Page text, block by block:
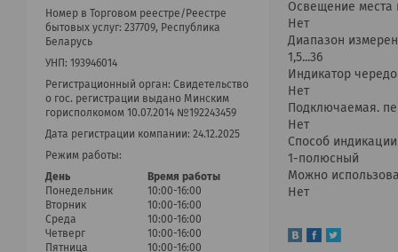
Освещение места
Нет
Диапазон
1,5...36
Индикатор
Нет
Подключаемая.
Нет
Способ индикации
1-полюсный
Можно
Нет
Номер в Торговом реестре/Реестре
бытовых услуг: 237709, Республика
Беларусь
УНП: 193946014
Регистрационный орган: Cвидетельство
о гос. регистрации выдано Минским
горисполкомом 10.07.2014 №192243459
Дата регистрации компании: 24.12.2025
Режим работы:
День
Время работы
Понедельник
10:00-16:00
Вторник
10:00-16:00
Среда
10:00-16:00
Четверг
10:00-16:00
Пятница
10:00-16:00